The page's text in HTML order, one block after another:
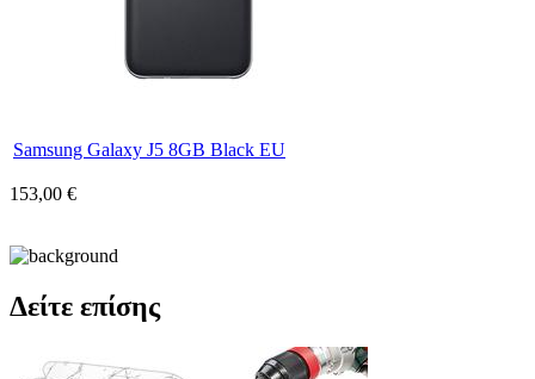
Samsung Galaxy J5 8GB Black EU
153,00 €
Δείτε επίσης